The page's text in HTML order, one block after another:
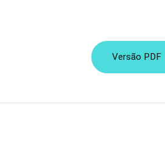
Versão PDF